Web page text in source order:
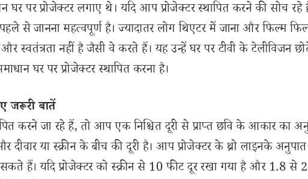
घर पर प्रोजेक्टर लगाए थे। यदि आप प्रोजेक्टर स्थापित करने की सोच रहे
से जानना महत्वपूर्ण है। ज्यादातर लोग थिएटर में जाना और फिल्म
स्वतंत्रता नहीं है जैसी वे करते हैं। यह उन्हें घर पर टीवी के टेलीविजन
घर पर प्रोजेक्टर स्थापित करना है।
जरूरी बातें
करने जा रहे हैं, तो आप एक निश्चित दूरी से प्राप्त छवि के आकार का
दीवार या स्क्रीन के बीच की दूरी है। आप प्रोजेक्टर के थ्रो लाइनके
हैं। यदि प्रोजेक्टर को स्क्रीन से 10 फीट दूर रखा गया है और 1.8 से